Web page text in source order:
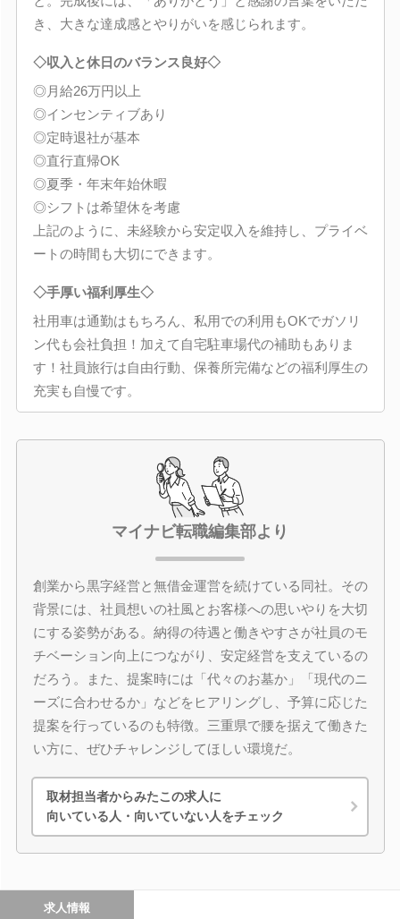
き、大きな達成感とやりがいを感じられます。
◇収入と休日のバランス良好◇
◎月給26万円以上
◎インセンティブあり
◎定時退社が基本
◎直行直帰OK
◎夏季・年末年始休暇
◎シフトは希望休を考慮
上記のように、未経験から安定収入を維持し、プライベ
ートの時間も大切にできます。
◇手厚い福利厚生◇
社用車は通勤はもちろん、私用での利用もOKでガソリ
ン代も会社負担！加えて自宅駐車場代の補助もありま
す！社員旅行は自由行動、保養所完備などの福利厚生の
充実も自慢です。
マイナビ転職編集部より
創業から黒字経営と無借金運営を続けている同社。その
背景には、社員想いの社風とお客様への思いやりを大切
にする姿勢がある。納得の待遇と働きやすさが社員のモ
チベーション向上につながり、安定経営を支えているの
だろう。また、提案時には「代々のお墓か」「現代のニ
ーズに合わせるか」などをヒアリングし、予算に応じた
提案を行っているのも特徴。三重県で腰を据えて働きた
い方に、ぜひチャレンジしてほしい環境だ。
取材担当者からみたこの求人に
向いている人・向いていない人をチェック
求人情報